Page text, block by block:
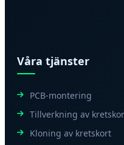
Våra tjänster
PCB-montering
Tillverkning av
Kloning av kretskort